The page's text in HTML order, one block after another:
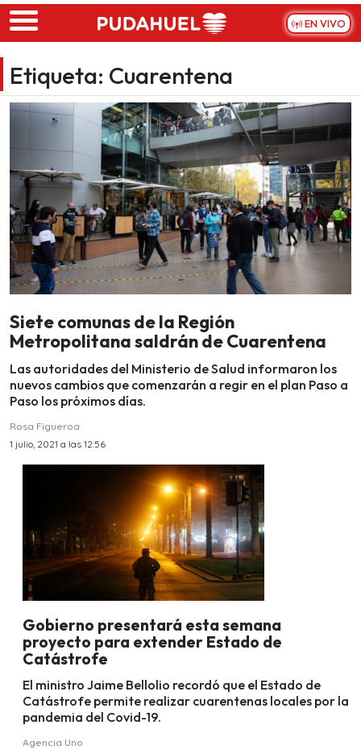
Skip to main content
EN VIVO
Etiqueta: Cuarentena
Siete comunas de la Región
Metropolitana saldrán de Cuarentena
Las autoridades del Ministerio de Salud informaron los
nuevos cambios que comenzarán a regir en el plan Paso a
Paso los próximos días.
Rosa Figueroa
1 julio, 2021 a las 12:56
Gobierno presentará esta semana
proyecto para extender Estado de
Catástrofe
El ministro Jaime Bellolio recordó que el Estado de
Catástrofe permite realizar cuarentenas locales por la
pandemia del Covid-19.
Agencia Uno